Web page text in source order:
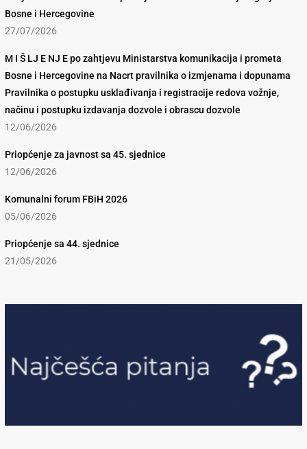
Bosne i Hercegovine
27/07/2026
M I Š LJ E NJ E po zahtjevu Ministarstva komunikacija i prometa
Bosne i Hercegovine na Nacrt pravilnika o izmjenama i dopunama
Pravilnika o postupku usklađivanja i registracije redova vožnje,
načinu i postupku izdavanja dozvole i obrascu dozvole
12/06/2026
Priopćenje za javnost sa 45. sjednice
12/06/2026
Komunalni forum FBiH 2026
05/06/2026
Priopćenje sa 44. sjednice
21/05/2026